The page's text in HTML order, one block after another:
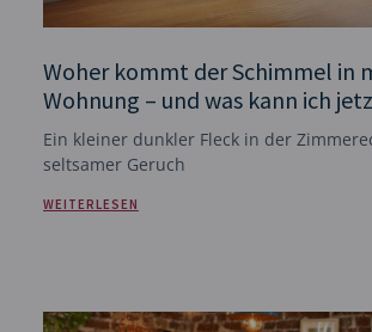
Woher kommt der Schimmel in
Wohnung – und was kann ich
Ein kleiner dunkler Fleck in der
seltsamer Geruch
WEITERLESEN